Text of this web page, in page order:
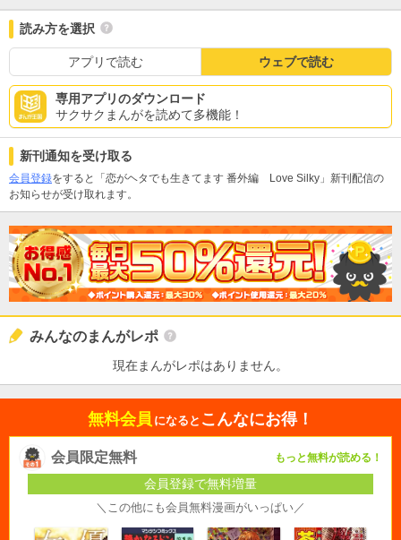
読み方を選択
アプリで読む ウェブで読む
専用アプリのダウンロード
サクサクまんがを読めて多機能！
新刊通知を受け取る
会員登録をすると「恋がヘタでも生きてます 番外編 Love Silky」新刊配信の
お知らせが受け取れます。
みんなのまんがレポ
現在まんがレポはありません。
無料会員 になると こんなにお得！
会員限定無料 もっと無料が読める！
会員登録で無料増量
＼この他にも会員無料漫画がいっぱい／